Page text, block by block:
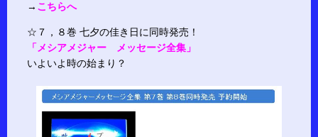
→ こちらへ
☆７，８巻 七夕の佳き日に同時発売！
「メシアメジャー メッセージ全集」
いよいよ時の始まり？